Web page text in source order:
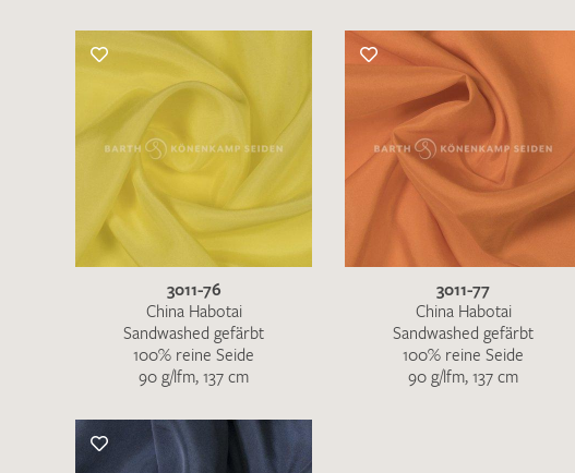
3011-76
China Habotai
Sandwashed gefärbt
100% reine Seide
90 g/lfm, 137 cm
3011-77
China Habotai
Sandwashed gefärbt
100% reine Seide
90 g/lfm, 137 cm